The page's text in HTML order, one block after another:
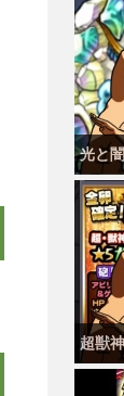
光と
超獣